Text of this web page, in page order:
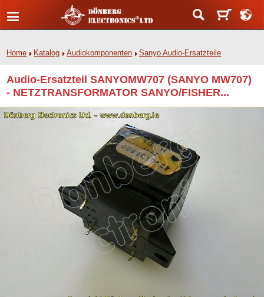
Home Katalog Audiokomponenten Sanyo Audio-Ersatzteile
Audio-Ersatzteil SANYOMW707 (SANYO MW707)
- NETZTRANSFORMATOR SANYO/FISHER...